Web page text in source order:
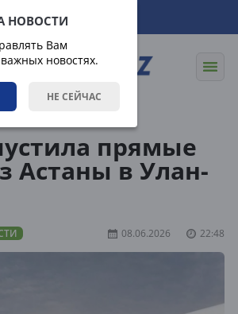
НОВОСТИ
Вам
новостях.
НЕ СЕЙЧАС
прямые
Астаны в Улан-
08.06.2026 22:48